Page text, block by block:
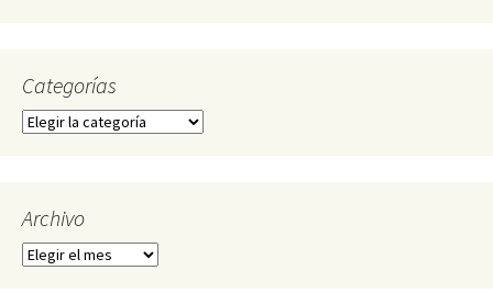
Categorías
Categorías
Archivo
Archivo